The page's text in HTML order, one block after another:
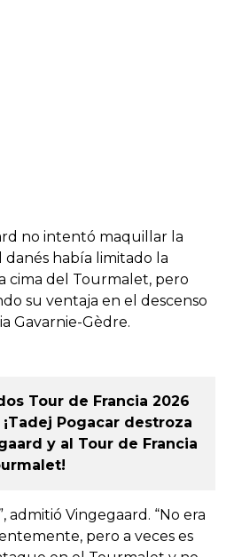
no intentó maquillar la
había limitado la
cima del Tourmalet, pero
su ventaja en el descenso
Gavarnie-Gèdre.
Tour de Francia 2026
¡Tadej Pogacar destroza
y al Tour de Francia
admitió Vingegaard. “No era
pero a veces es